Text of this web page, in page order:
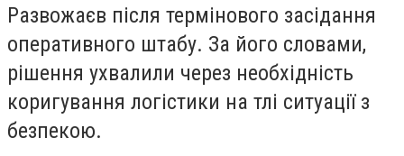
Развожаєв після термінового засідання
оперативного штабу. За його словами,
рішення ухвалили через необхідність
коригування логістики на тлі ситуації з
безпекою.